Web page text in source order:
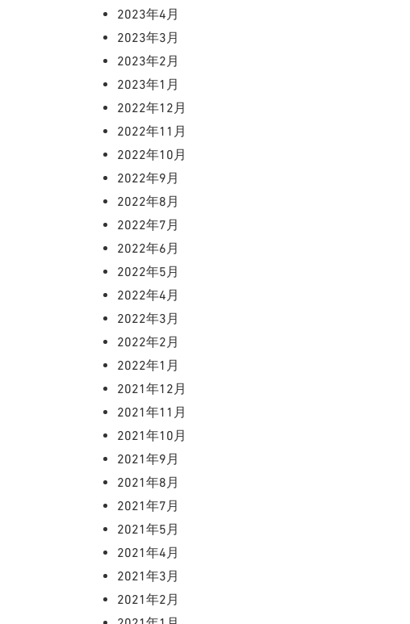
2023年4月
2023年3月
2023年2月
2023年1月
2022年12月
2022年11月
2022年10月
2022年9月
2022年8月
2022年7月
2022年6月
2022年5月
2022年4月
2022年3月
2022年2月
2022年1月
2021年12月
2021年11月
2021年10月
2021年9月
2021年8月
2021年7月
2021年5月
2021年4月
2021年3月
2021年2月